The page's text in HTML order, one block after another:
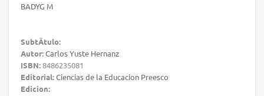
BADYG M
SubtÃ­tulo:
Autor:Carlos Yuste Hernanz
ISBN:8486235081
Editorial:Ciencias de la Educacion Preesco
Edicion: